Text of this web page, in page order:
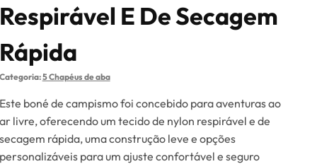
Respirável E De Secagem
Rápida
Categoria:5 Chapéus de aba
Este boné de campismo foi concebido para aventuras ao
ar livre, oferecendo um tecido de nylon respirável e de
secagem rápida, uma construção leve e opções
personalizáveis para um ajuste confortável e seguro